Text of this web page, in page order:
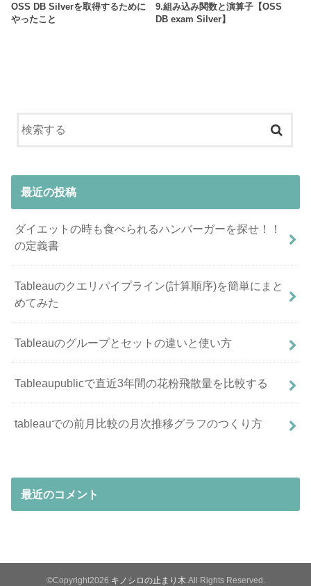
OSS DB Silverを取得するために
やったこと
9.組み込み関数と演算子【OSS
DB exam Silver】
最近の投稿
ダイエットの時も食べられるハンバーガーを探せ！！
の定義書
Tableauのクエリパイプライン(計算順序)を簡単にまと
めてみた
Tableauのグループとセットの違いと使い方
Tableaupublicで直近3年間の花粉飛散量を比較する
tableauでの前月比較の月次推移グラフのつくり方
最近のコメント
©Copyright2026 キノシロの止まり木 .All Rights Reserved.